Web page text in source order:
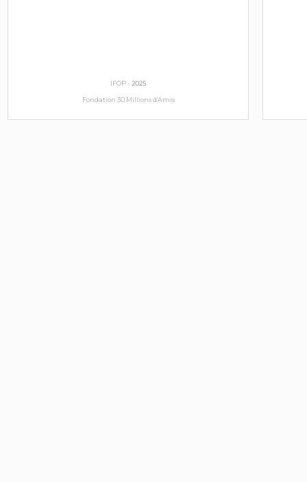
IFOP -2025
Fondation 30 Millions d'Amis